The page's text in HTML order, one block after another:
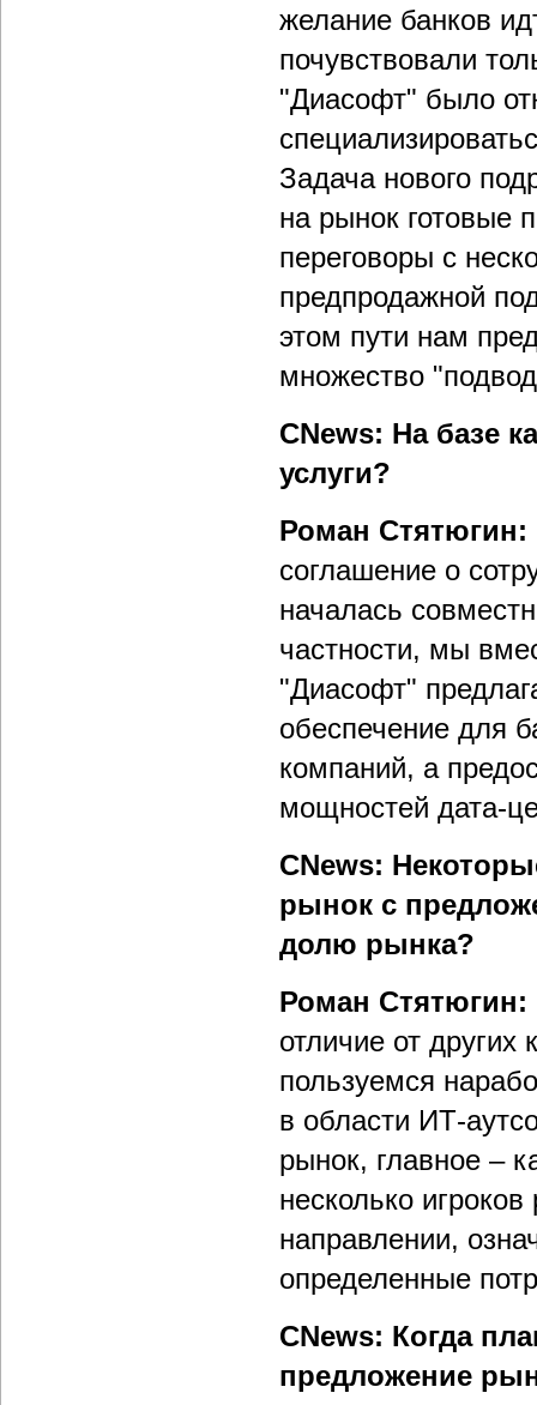
желание банков
почувствовали
"Диасофт" было
Задача нового
на рынок готовые
переговоры с
предпродажной
этом пути нам
множество
CNews: На базе
услуги?
Роман Стятюгин:
соглашение о
началась
частности, мы
"Диасофт"
обеспечение для
компаний, а
мощностей дата-
CNews:
рынок с
долю рынка?
Роман Стятюгин:
отличие от
пользуемся
в области ИТ-
рынок, главное –
несколько
направлении,
определенные
CNews: Когда
предложение